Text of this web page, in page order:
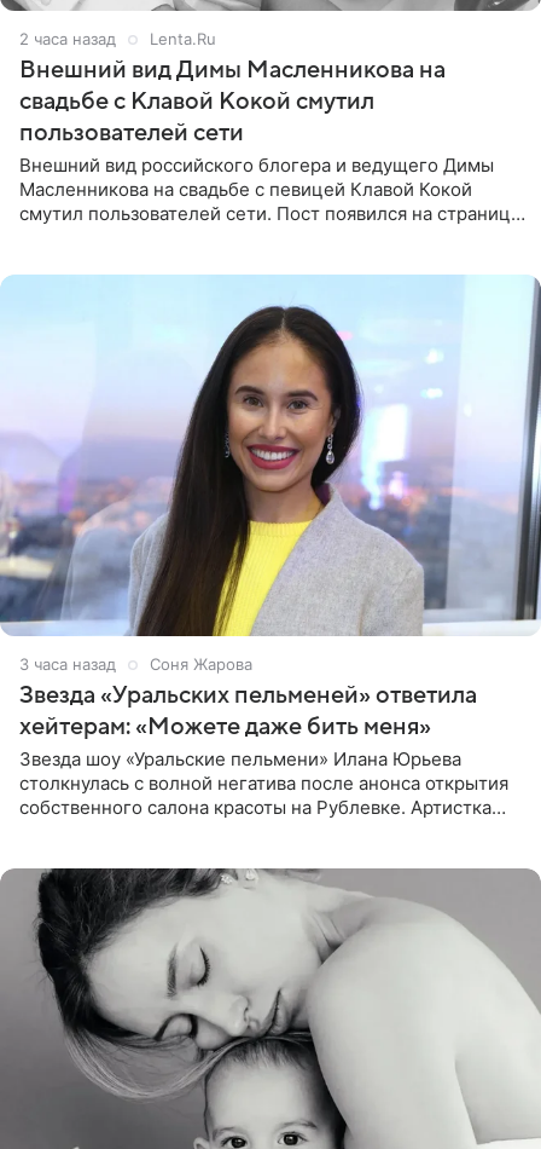
2 часа назад Lenta.Ru
Внешний вид Димы Масленникова на
свадьбе с Клавой Кокой смутил
пользователей сети
Внешний вид российского блогера и ведущего Димы
Масленникова на свадьбе с певицей Клавой Кокой
смутил пользователей сети. Пост появился на странице
3 часа назад Соня Жарова
Звезда «Уральских пельменей» ответила
хейтерам: «Можете даже бить меня»
Звезда шоу «Уральские пельмени» Илана Юрьева
столкнулась с волной негатива после анонса открытия
собственного салона красоты на Рублевке. Артистка